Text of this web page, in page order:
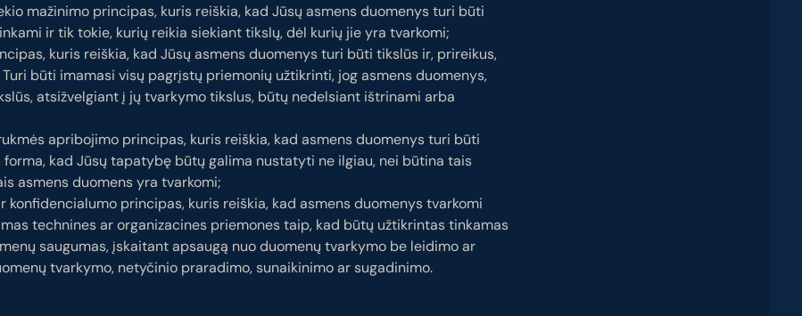
mažinimo principas, kuris reiškia, kad Jūsų asmens duomenys turi būti
ir tik tokie, kurių reikia siekiant tikslų, dėl kurių jie yra tvarkomi;
kuris reiškia, kad Jūsų asmens duomenys turi būti tikslūs ir, prireikus,
būti imamasi visų pagrįstų priemonių užtikrinti, jog asmens duomenys,
atsižvelgiant į jų tvarkymo tikslus, būtų nedelsiant ištrinami arba
apribojimo principas, kuris reiškia, kad asmens duomenys turi būti
forma, kad Jūsų tapatybę būtų galima nustatyti ne ilgiau, nei būtina tais
asmens duomens yra tvarkomi;
konfidencialumo principas, kuris reiškia, kad asmens duomenys tvarkomi
technines ar organizacines priemones taip, kad būtų užtikrintas tinkamas
saugumas, įskaitant apsaugą nuo duomenų tvarkymo be leidimo ar
tvarkymo, netyčinio praradimo, sunaikinimo ar sugadinimo.